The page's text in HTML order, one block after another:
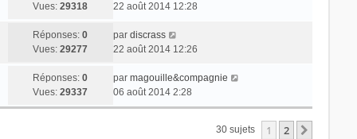
Vues:29318
22 août 2014 12:28
Réponses:0
Vues:29277
par discrass
22 août 2014 12:26
Réponses:0
Vues:29337
par magouille&compagnie
06 août 2014 2:28
30 sujets 1 2